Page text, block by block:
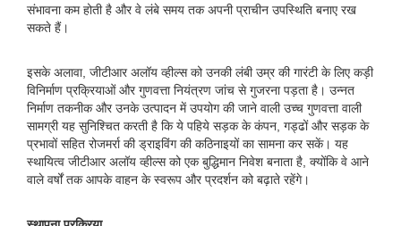
संभावना कम होती है और वे लंबे समय तक अपनी प्राचीन उपस्थिति बनाए रख
सकते हैं।
इसके अलावा, जीटीआर अलॉय व्हील्स को उनकी लंबी उम्र की गारंटी के लिए कड़ी
विनिर्माण प्रक्रियाओं और गुणवत्ता नियंत्रण जांच से गुजरना पड़ता है। उन्नत
निर्माण तकनीक और उनके उत्पादन में उपयोग की जाने वाली उच्च गुणवत्ता वाली
सामग्री यह सुनिश्चित करती है कि ये पहिये सड़क के कंपन, गड्ढों और सड़क के
प्रभावों सहित रोजमर्रा की ड्राइविंग की कठिनाइयों का सामना कर सकें। यह
स्थायित्व जीटीआर अलॉय व्हील्स को एक बुद्धिमान निवेश बनाता है, क्योंकि वे आने
वाले वर्षों तक आपके वाहन के स्वरूप और प्रदर्शन को बढ़ाते रहेंगे।